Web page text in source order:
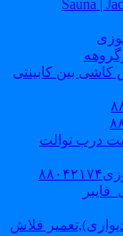
توالت
فلاش